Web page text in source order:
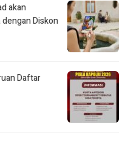
akan
Diskon
Daftar